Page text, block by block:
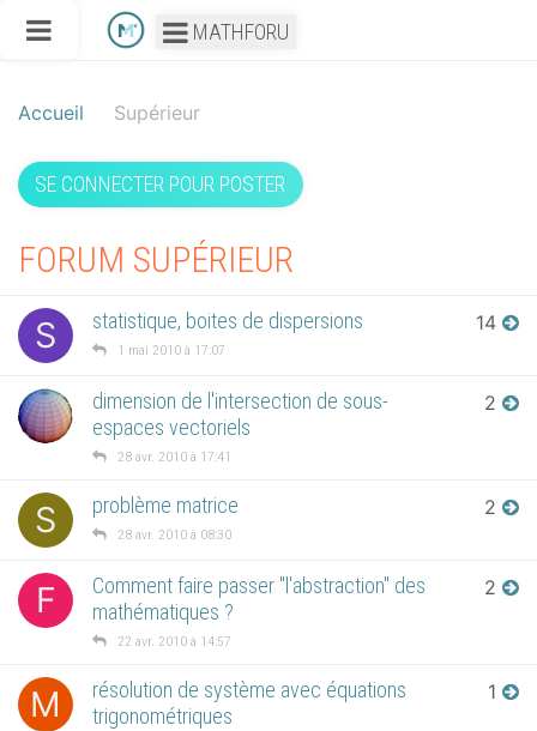
MATHFORU
Accueil Supérieur
SE CONNECTER POUR POSTER
FORUM SUPÉRIEUR
S
statistique, boites de dispersions
1 mai 2010 à 17:07
14
dimension de l'intersection de sous-
espaces vectoriels
28 avr. 2010 à 17:41
2
S problème matrice
28 avr. 2010 à 08:30
2
F
Comment faire passer "l'abstraction" des
mathématiques ?
22 avr. 2010 à 14:57
2
M
résolution de système avec équations
trigonométriques
1